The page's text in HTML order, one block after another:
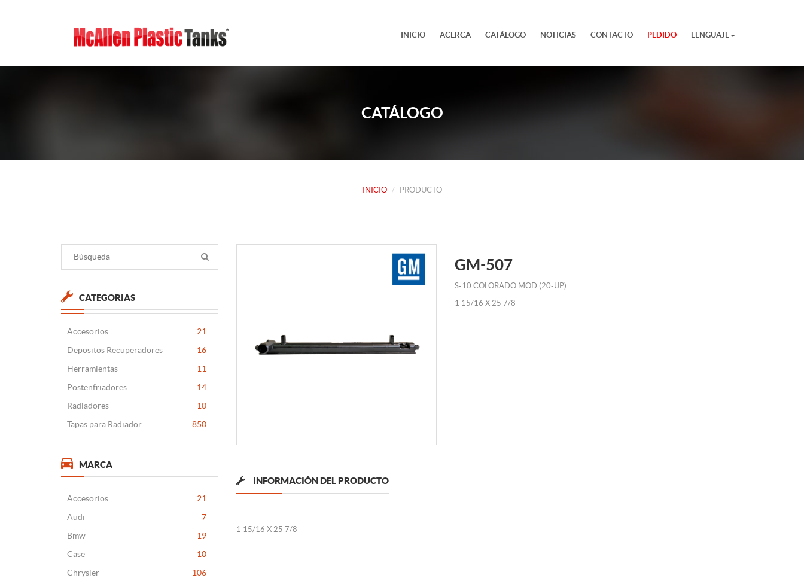
INICIO ACERCA CATÁLOGO NOTICIAS CONTACTO PEDIDO LENGUAJE
CATÁLOGO
INICIO PRODUCTO
CATEGORIAS
Accesorios
21
Depositos Recuperadores
16
Herramientas
11
Postenfriadores
14
Radiadores
10
Tapas para Radiador
850
MARCA
Accesorios
21
Audi
7
Bmw
19
Case
10
Chrysler
106
GM-507
S-10 COLORADO MOD (20-UP)
1 15/16 X 25 7/8
INFORMACIÓN DEL PRODUCTO
1 15/16 X 25 7/8